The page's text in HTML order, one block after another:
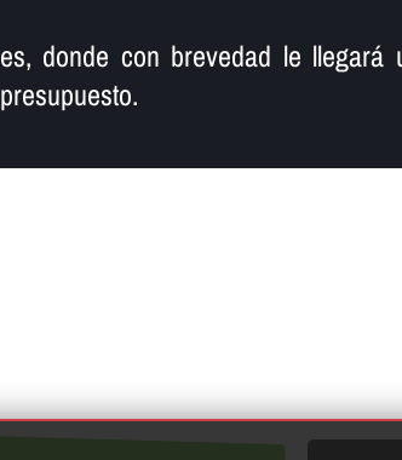
es, donde con brevedad le
presupuesto.